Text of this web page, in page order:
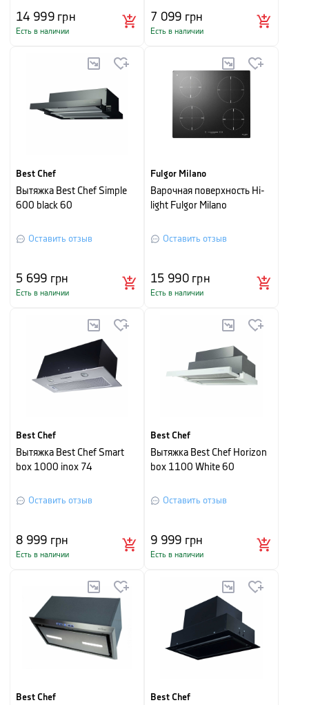
14 999грн
Есть в наличии
7 099 грн
Есть в наличии
Best Chef
Вытяжка Best Chef Simple
600 black 60
Оставить отзыв
5 699 грн
Есть в наличии
Fulgor Milano
Варочная поверхность Hi-
light Fulgor Milano
Оставить отзыв
15 990грн
Есть в наличии
Best Chef
Вытяжка Best Chef Smart
box 1000 inox 74
Оставить отзыв
8 999 грн
Есть в наличии
Best Chef
Вытяжка Best Chef Horizon
box 1100 White 60
Оставить отзыв
9 999 грн
Есть в наличии
Best Chef Best Chef